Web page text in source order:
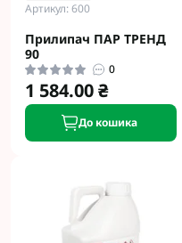
Артикул: 600
Прилипач ПАР ТРЕНД
90
0
1 584.00 ₴
До кошика